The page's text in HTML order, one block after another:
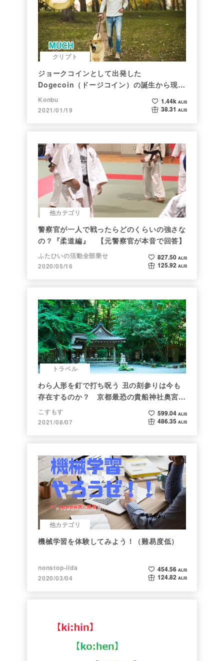
クリプト
ジョークコインとして出発した
Dogecoin（ドージコイン）の誕生から現在
まで。注目される非証券性🐶
Konbu
2021/01/19
1.44k ALIS
38.31 ALIS
他カテゴリ
警察官が一人で戦ったらどのくらいの強さな
の？『柔道編』 【元警察官が本音で回答】
ふたひいの活動全部乗せ
2020/05/16
827.50 ALIS
125.92 ALIS
トラベル
わら人形を釘で打ち呪う 丑の刻参りは今も
存在するのか？ 京都最恐の貴船神社奥宮を
調べた
こすもす
2021/08/07
599.04 ALIS
486.35 ALIS
他カテゴリ
機械学習を体験してみよう！（難易度低）
nonstop-iida
2020/03/04
454.56 ALIS
124.82 ALIS